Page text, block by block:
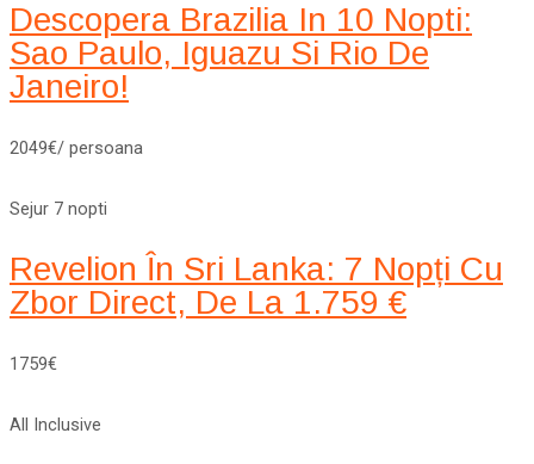
Descopera Brazilia In 10 Nopti:
Sao Paulo, Iguazu Si Rio De
Janeiro!
2049€/ persoana
Sejur 7 nopti
Revelion În Sri Lanka: 7 Nopți Cu
Zbor Direct, De La 1.759 €
1759€
All Inclusive